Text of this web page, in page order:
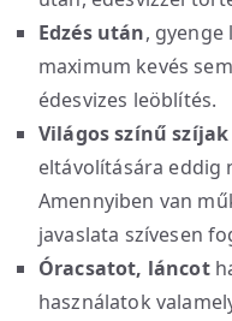
Edzés után, gyenge
maximum kevés
édesvizes leöblítés.
Világos színű szíjak
eltávolítására eddig
Amennyiben van
javaslata szívesen
Óracsatot, láncot
használatok